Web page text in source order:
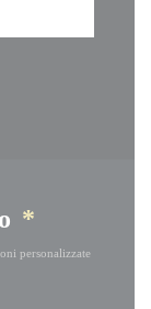
*
personalizzate